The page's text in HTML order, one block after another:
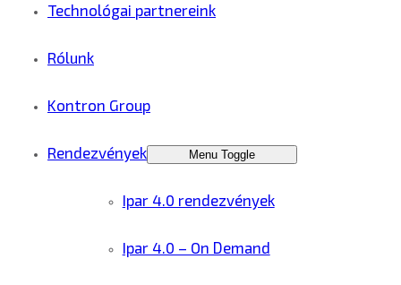
Technológai partnereink
Rólunk
Kontron Group
Rendezvények Menu Toggle
Ipar 4.0 rendezvények
Ipar 4.0 – On Demand